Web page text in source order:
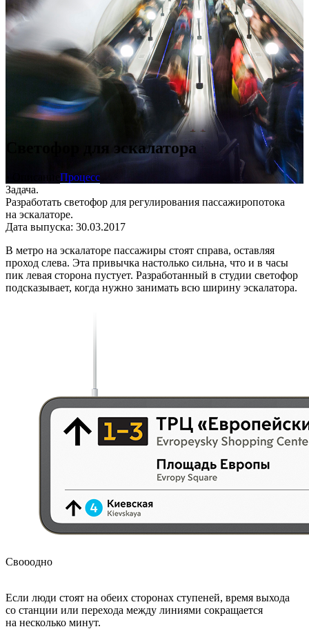
Светофор для эскалатора
• ОписаниеПроцесс
Задача.
Разработать светофор для регулирования пассажиропотока
на эскалаторе.
Дата выпуска: 30.03.2017
В метро на эскалаторе пассажиры стоят справа, оставляя
проход слева. Эта привычка настолько сильна, что и в часы
пик левая сторона пустует. Разработанный в студии светофор
подсказывает, когда нужно занимать всю ширину эскалатора.
Свободно
Если люди стоят на обеих сторонах ступеней, время выхода
со станции или перехода между линиями сокращается
на несколько минут.